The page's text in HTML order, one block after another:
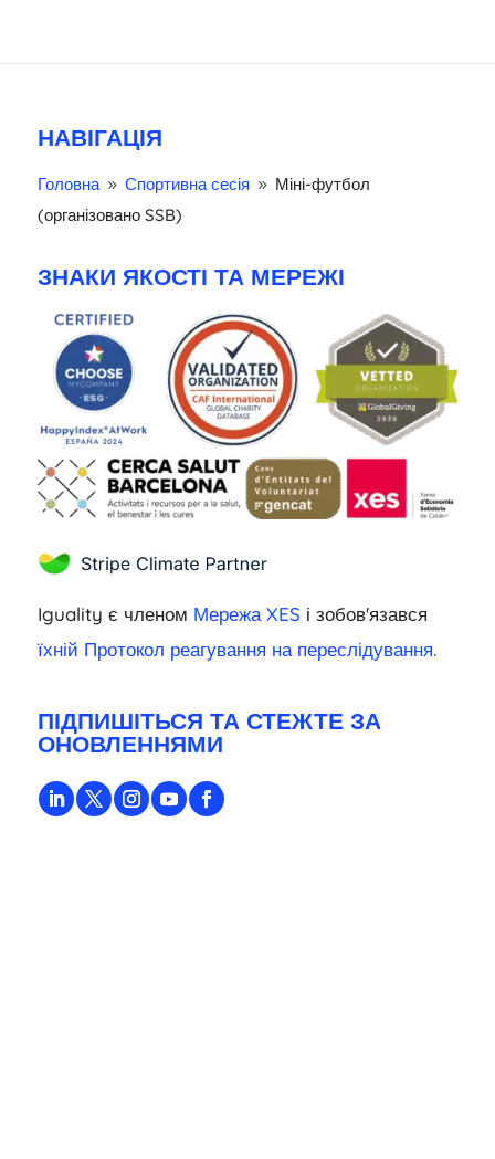
НАВІГАЦІЯ
Головна 9 Спортивна сесія 9 Міні-футбол
(організовано SSB)
ЗНАКИ ЯКОСТІ ТА МЕРЕЖІ
Iguality є членом Мережа XES і зобов'язався
їхній Протокол реагування на переслідування.
ПІДПИШІТЬСЯ ТА СТЕЖТЕ ЗА
ОНОВЛЕННЯМИ